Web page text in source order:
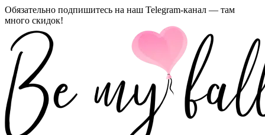
Обязательно подпишитесь на наш Telegram-канал — там
много скидок!